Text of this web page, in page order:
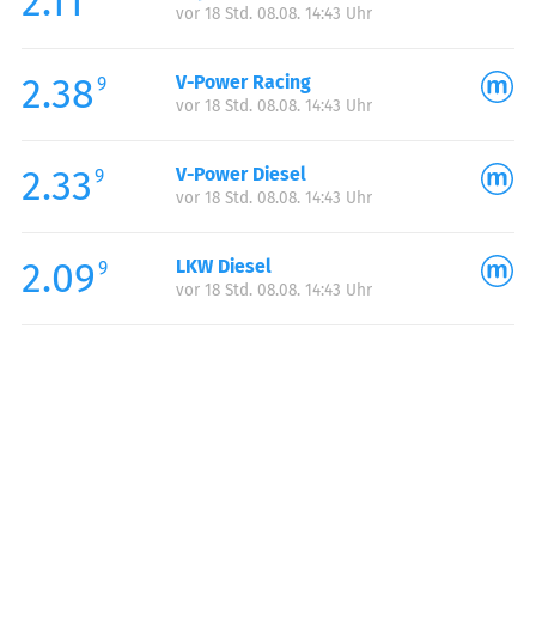
vor 18 Std. 08.08. 14:43 Uhr
2.38 9 V-Power Racing
vor 18 Std. 08.08. 14:43 Uhr
2.33 9 V-Power Diesel
vor 18 Std. 08.08. 14:43 Uhr
2.09 9 LKW Diesel
vor 18 Std. 08.08. 14:43 Uhr